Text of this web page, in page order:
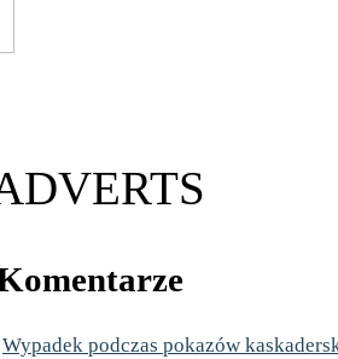
Wypadek podczas pokazów